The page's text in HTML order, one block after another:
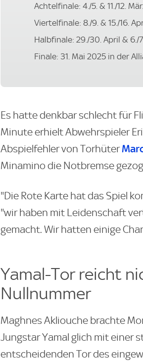
Achtelfinale: 4./5. & 11./12.
Viertelfinale: 8./9. & 15./16.
Halbfinale: 29./30. April & 6./
Finale: 31. Mai 2025 in der
Es hatte denkbar schlecht für
Minute erhielt Abwehrspieler
Abspielfehler von Torhüter
Minamino die Notbremse
"Die Rote Karte hat das Spiel
"wir haben mit Leidenschaft
gemacht. Wir hatten einige
Yamal-Tor reicht
Nullnummer
Maghnes Akliouche brachte
Jungstar Yamal glich mit einer
entscheidenden Tor des